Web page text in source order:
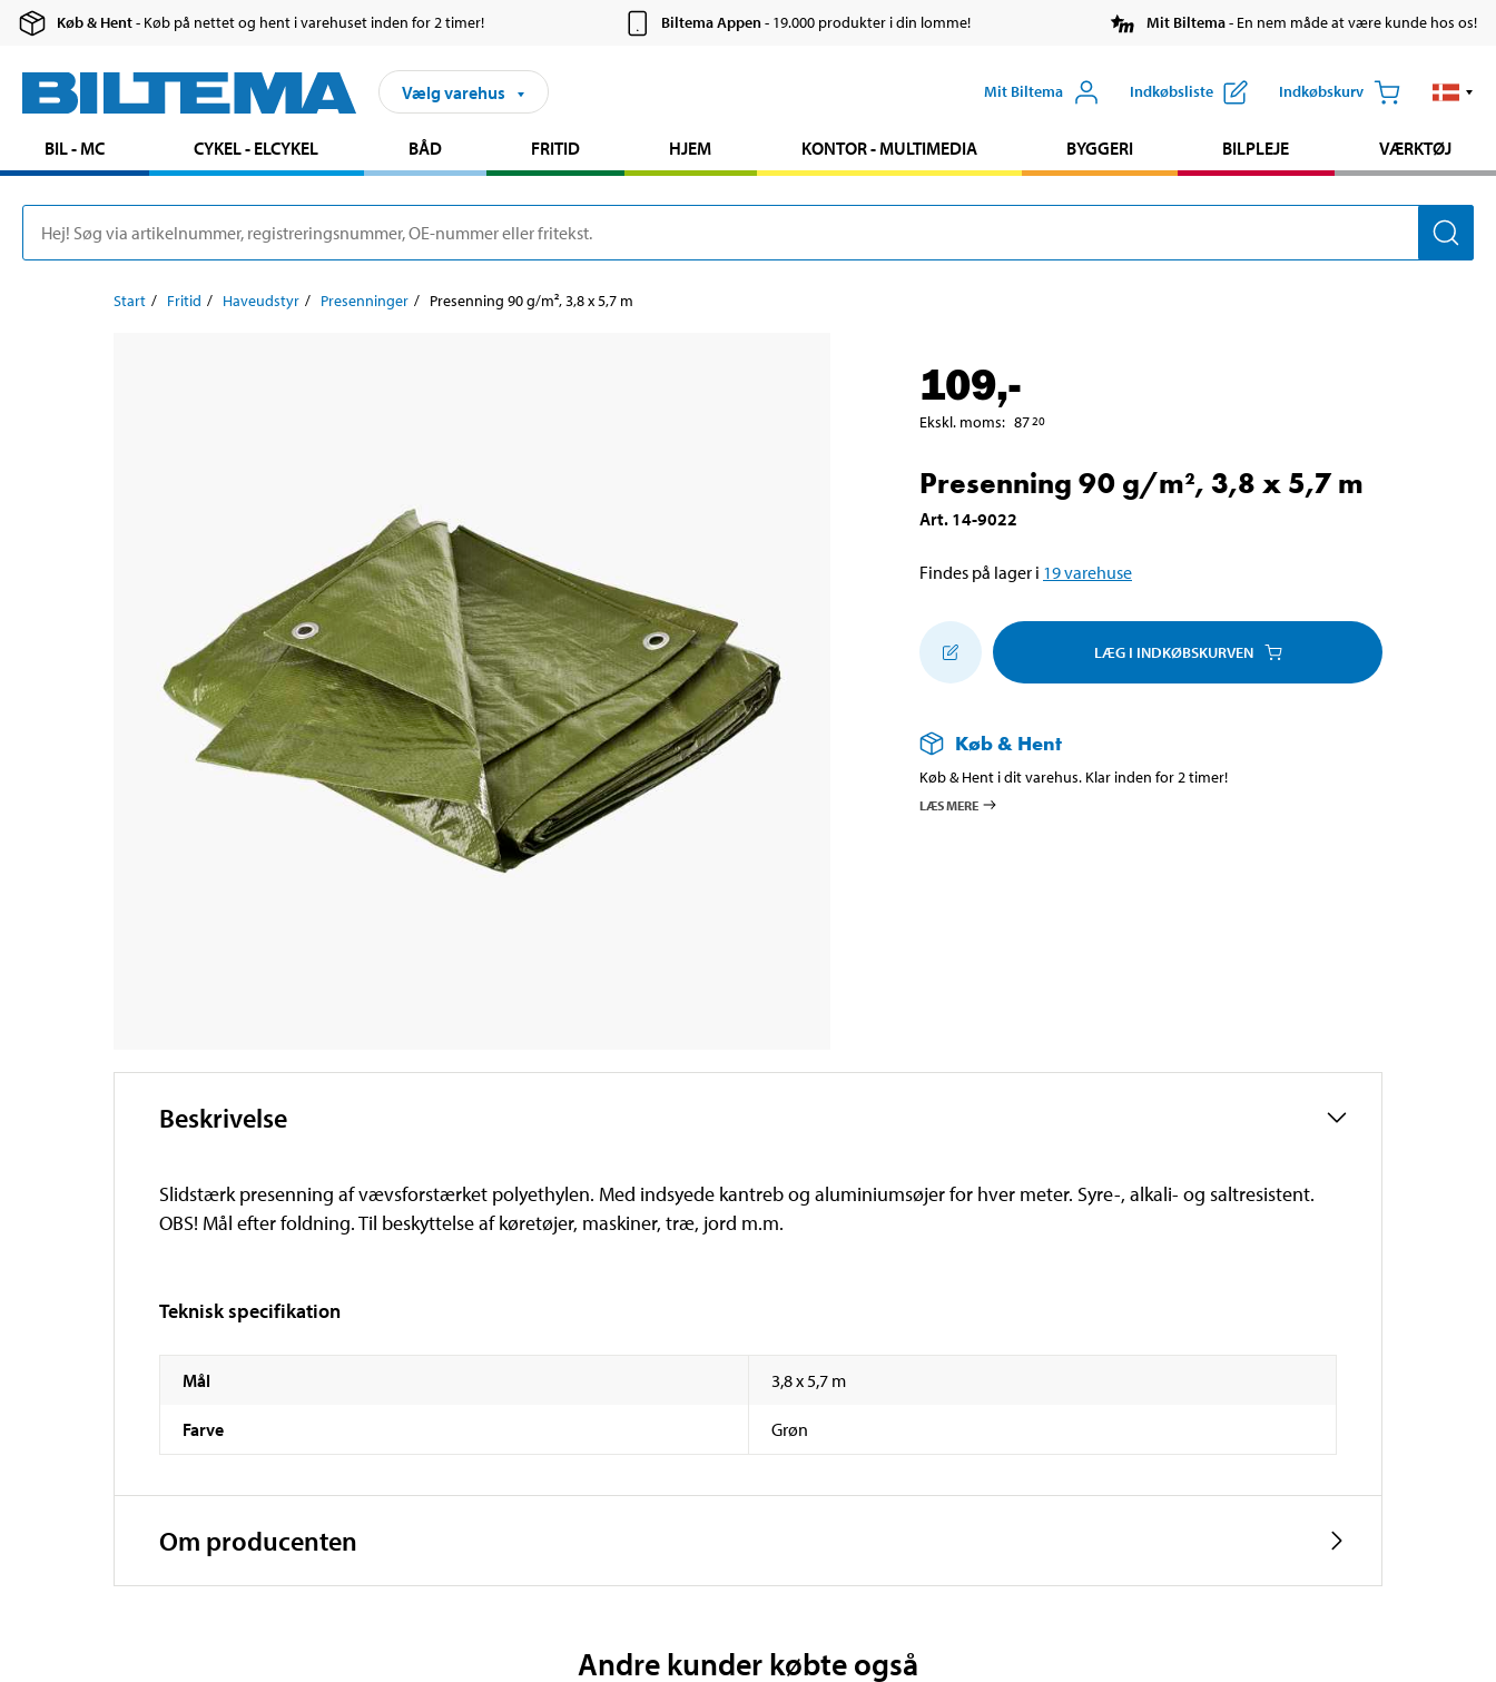
Køb & Hent- Køb på nettet og hent i varehuset inden for 2 timer! Biltema Appen- 19.000 produkter i din lomme! Mit Biltema- En nem måde at være kunde hos os!
Vælg varehus Mit Biltema Indkøbsliste Indkøbskurv
BIL - MC CYKEL - ELCYKEL BÅD FRITID HJEM KONTOR - MULTIMEDIA BYGGERI BILPLEJE VÆRKTØJ
Start Fritid Haveudstyr Presenninger Presenning 90 g/m², 3,8 x 5,7 m
109,-
Ekskl. moms: 87 20
Presenning 90 g/m², 3,8 x 5,7 m
Art. 14-9022
Findes på lager i 19varehuse
LÆG I INDKØBSKURVEN
Køb & Hent
Køb & Hent i dit varehus. Klar inden for 2 timer!
LÆS MERE
Beskrivelse
Slidstærk presenning af vævsforstærket polyethylen. Med indsyede kantreb og aluminiumsøjer for hver meter. Syre-, alkali- og saltresistent.
OBS! Mål efter foldning. Til beskyttelse af køretøjer, maskiner, træ, jord m.m.
Teknisk specifikation
Mål 3,8 x 5,7 m
Farve Grøn
Om producenten
Andre kunder købte også